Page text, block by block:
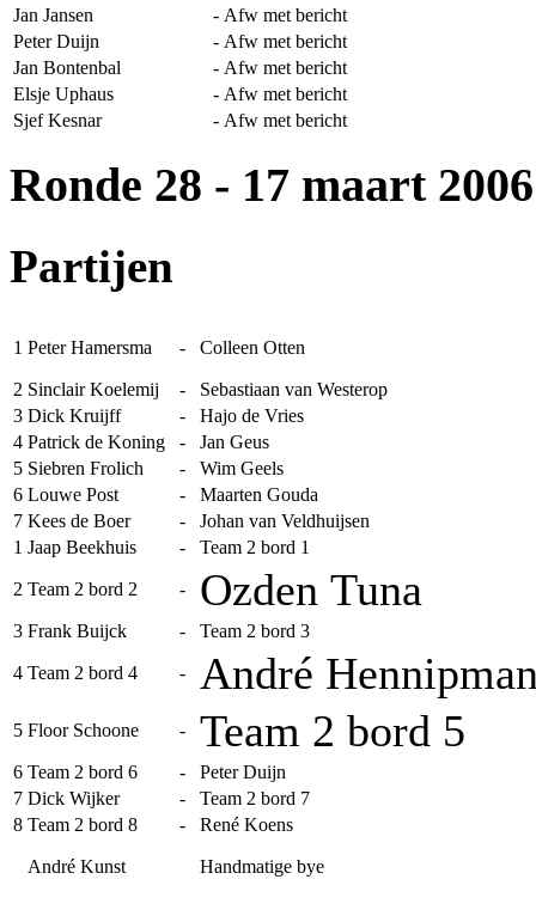
Jan Jansen
- Afw met bericht
Peter Duijn
- Afw met bericht
Jan Bontenbal
- Afw met bericht
Elsje Uphaus
- Afw met bericht
Sjef Kesnar
- Afw met bericht
Ronde 28 - 17 maart 2006
Partijen
1 Peter Hamersma - Colleen Otten
2 Sinclair Koelemij -
Sebastiaan van Westerop
3 Dick Kruijff -
Hajo de Vries
4 Patrick de Koning -
Jan Geus
5 Siebren Frolich -
Wim Geels
6 Louwe Post -
Maarten Gouda
7 Kees de Boer -
Johan van Veldhuijsen
1 Jaap Beekhuis - Team 2 bord 1
2 Team 2 bord 2 - Ozden Tuna
3 Frank Buijck - Team 2 bord 3
4 Team 2 bord 4 - André
5 Floor Schoone - Team 2 bord 5
6 Team 2 bord 6 -
Peter Duijn
7 Dick Wijker -
Team 2 bord 7
8 Team 2 bord 8 - René Koens
André Kunst Handmatige bye